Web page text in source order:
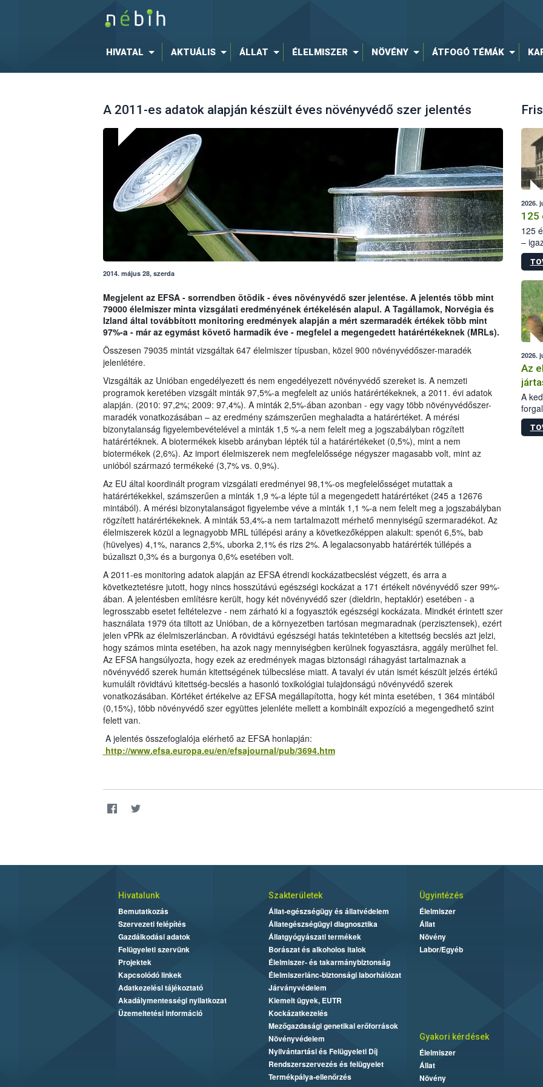
HIVATAL AKTUÁLIS ÁLLAT ÉLELMISZER NÖVÉNY ÁTFOGÓ TÉMÁK
A 2011-es adatok alapján készült éves növényvédő szer jelentés
2014. május 28, szerda
Megjelent az EFSA - sorrendben ötödik - éves növényvédő szer jelentése. A jelentés több mint
79000 élelmiszer minta vizsgálati eredményének értékelésén alapul. A Tagállamok, Norvégia és
Izland által továbbított monitoring eredmények alapján a mért szermaradék értékek több mint
97%-a - már az egymást követő harmadik éve - megfelel a megengedett határértékeknek (MRLs).
Összesen 79035 mintát vizsgáltak 647 élelmiszer típusban, közel 900 növényvédőszer-maradék
jelenlétére.
Vizsgálták az Unióban engedélyezett és nem engedélyezett növényvédő szereket is. A nemzeti
programok keretében vizsgált minták 97,5%-a megfelelt az uniós határértékeknek, a 2011. évi adatok
alapján. (2010: 97,2%; 2009: 97,4%). A minták 2,5%-ában azonban - egy vagy több növényvédőszer-
maradék vonatkozásában – az eredmény számszerűen meghaladta a határértéket. A mérési
bizonytalanság figyelembevételével a minták 1,5 %-a nem felelt meg a jogszabályban rögzített
határértéknek. A biotermékek kisebb arányban lépték túl a határértékeket (0,5%), mint a nem
biotermékek (2,6%). Az import élelmiszerek nem megfelelőssége négyszer magasabb volt, mint az
unióból származó termékeké (3,7% vs. 0,9%).
Az EU által koordinált program vizsgálati eredményei 98,1%-os megfelelősséget mutattak a
határértékekkel, számszerűen a minták 1,9 %-a lépte túl a megengedett határértéket (245 a 12676
mintából). A mérési bizonytalanságot figyelembe véve a minták 1,1 %-a nem felelt meg a jogszabályban
rögzített határértékeknek. A minták 53,4%-a nem tartalmazott mérhető mennyiségű szermaradékot. Az
élelmiszerek közül a legnagyobb MRL túllépési arány a következőképpen alakult: spenót 6,5%, bab
(hüvelyes) 4,1%, narancs 2,5%, uborka 2,1% és rizs 2%. A legalacsonyabb határérték túllépés a
búzaliszt 0,3% és a burgonya 0,6% esetében volt.
A 2011-es monitoring adatok alapján az EFSA étrendi kockázatbecslést végzett, és arra a
következtetésre jutott, hogy nincs hosszútávú egészségi kockázat a 171 értékelt növényvédő szer 99%-
ában. A jelentésben említésre került, hogy két növényvédő szer (dieldrin, heptaklór) esetében - a
legrosszabb esetet feltételezve - nem zárható ki a fogyasztók egészségi kockázata. Mindkét érintett szer
használata 1979 óta tiltott az Unióban, de a környezetben tartósan megmaradnak (perzisztensek), ezért
jelen vPRk az élelmiszerláncban. A rövidtávú egészségi hatás tekintetében a kitettség becslés azt jelzi,
hogy számos minta esetében, ha azok nagy mennyiségben kerülnek fogyasztásra, aggály merülhet fel.
Az EFSA hangsúlyozta, hogy ezek az eredmények magas biztonsági ráhagyást tartalmaznak a
növényvédő szerek humán kitettségének túlbecslése miatt. A tavalyi év után ismét készült jelzés értékű
kumulált rövidtávú kitettség-becslés a hasonló toxikológiai tulajdonságú növényvédő szerek
vonatkozásában. Körtéket értékelve az EFSA megállapította, hogy két minta esetében, 1 364 mintából
(0,15%), több növényvédő szer együttes jelenléte mellett a kombinált expozíció a megengedhető szint
felett van.
A jelentés összefoglalója elérhető az EFSA honlapján:
http://www.efsa.europa.eu/en/efsajournal/pub/3694.htm
2026.
125
125
–
15.
2026.
Az
A
Hivatalunk
Bemutatkozás
Szervezeti felépítés
Gazdálkodási adatok
Felügyeleti szervünk
Projektek
Kapcsolódó linkek
Adatkezelési tájékoztató
Akadálymentességi nyilatkozat
Üzemeltetési információ
Szakterületek
Állat-egészségügy és állatvédelem
Állategészségügyi diagnosztika
Állatgyógyászati termékek
Borászat és alkoholos italok
Élelmiszer- és takarmánybiztonság
Élelmiszerlánc-biztonsági laborhálózat
Járványvédelem
Kiemelt ügyek, EUTR
Kockázatkezelés
Mezőgazdasági genetikai erőforrások
Növényvédelem
Nyilvántartási és Felügyeleti Díj
Rendszerszervezés és felügyelet
Termékpálya-ellenőrzés
Ügyintézés
Élelmiszer
Állat
Növény
Labor/Egyéb
Gyakori kérdések
Élelmiszer
Állat
Növény